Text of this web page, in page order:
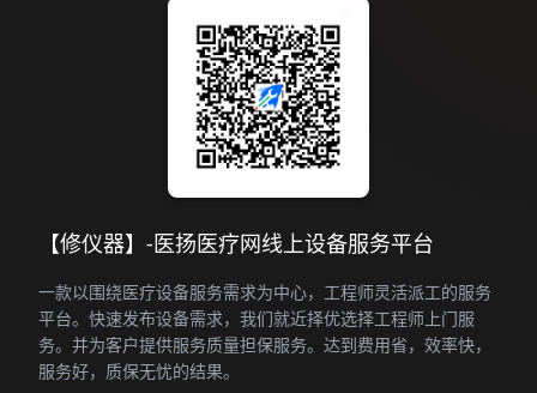
【修仪器】-医扬医疗网线上设备服务平台
一款以围绕医疗设备服务需求为中心，工程师灵活派工的服务
平台。快速发布设备需求，我们就近择优选择工程师上门服
务。并为客户提供服务质量担保服务。达到费用省，效率快，
服务好，质保无忧的结果。